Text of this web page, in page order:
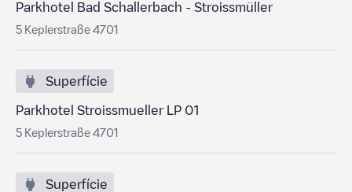
Parkhotel Bad Schallerbach - Stroissmüller
5 Keplerstraße 4701
Superfície
Parkhotel Stroissmueller LP 01
5 Keplerstraße 4701
Superfície